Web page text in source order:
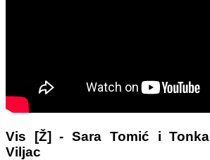
Vis [Ž] - Sara Tomić i Tonka
Viljac